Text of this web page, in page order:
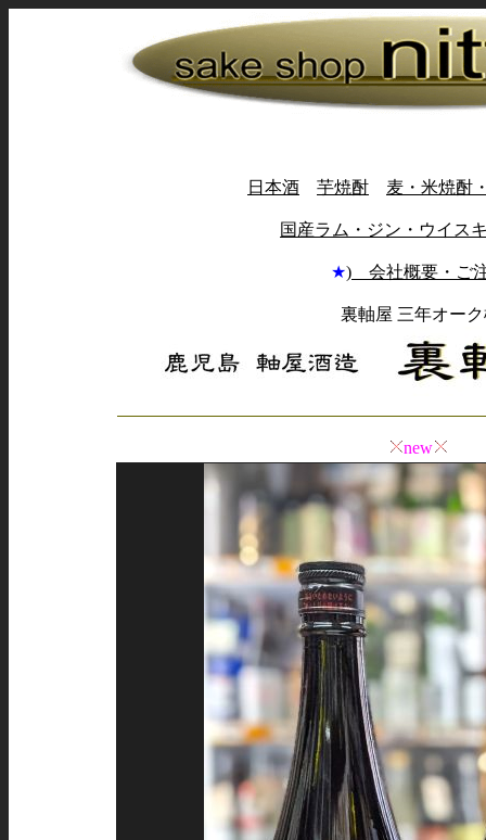
日本酒 芋焼酎 麦・米焼酎
国産ラム・ジン・ウイス
★) 会社概要・ご
裏軸屋 三年オー
new